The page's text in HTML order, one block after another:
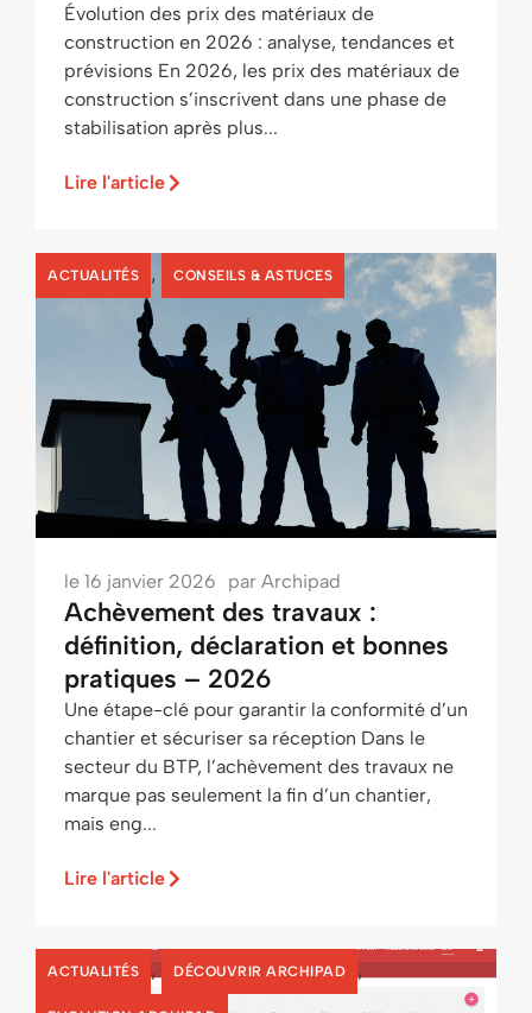
Évolution des prix des matériaux de
construction en 2026 : analyse, tendances et
prévisions En 2026, les prix des matériaux de
construction s’inscrivent dans une phase de
stabilisation après plus...
Lire l'article
ACTUALITÉS , CONSEILS & ASTUCES
le 16 janvier 2026 par Archipad
Achèvement des travaux :
définition, déclaration et bonnes
pratiques – 2026
Une étape-clé pour garantir la conformité d’un
chantier et sécuriser sa réception Dans le
secteur du BTP, l’achèvement des travaux ne
marque pas seulement la fin d’un chantier,
mais eng...
Lire l'article
ACTUALITÉS , DÉCOUVRIR ARCHIPAD ,